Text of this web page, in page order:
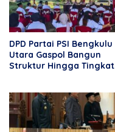
DPD Partai PSI Bengkulu
Utara Gaspol Bangun
Struktur Hingga Tingkat